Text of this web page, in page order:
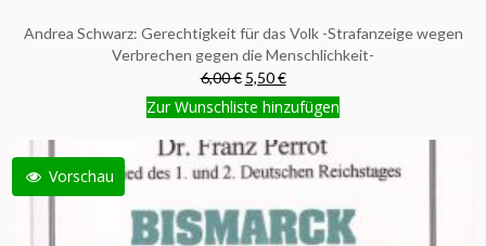
Andrea Schwarz: Gerechtigkeit für das Volk -Strafanzeige wegen
Verbrechen gegen die Menschlichkeit-
6,00 € 5,50 €
Zur Wunschliste hinzufügen
Vorschau